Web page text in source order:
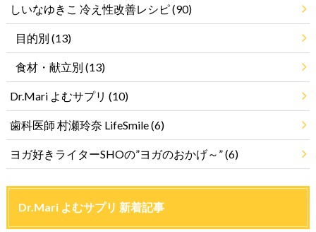
しいなゆきこ 冷え性改善レシピ(90)
目的別 (13)
食材・献立別 (13)
Dr.Mari よむサプリ (10)
歯科医師 村瀬玲奈 LifeSmile(6)
ヨガ好きライターSHOの”ヨガのおかげ～”(6)
Dr.Mari よむサプリ 新着記事